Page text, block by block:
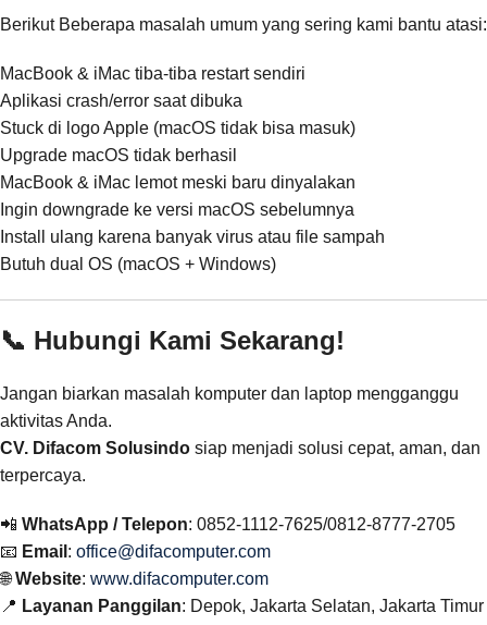
Berikut Beberapa masalah umum yang sering kami bantu atasi:
MacBook & iMac tiba-tiba restart sendiri
Aplikasi crash/error saat dibuka
Stuck di logo Apple (macOS tidak bisa masuk)
Upgrade macOS tidak berhasil
MacBook & iMac lemot meski baru dinyalakan
Ingin downgrade ke versi macOS sebelumnya
Install ulang karena banyak virus atau file sampah
Butuh dual OS (macOS + Windows)
📞 Hubungi Kami Sekarang!
Jangan biarkan masalah komputer dan laptop mengganggu
aktivitas Anda.
CV. Difacom Solusindo siap menjadi solusi cepat, aman, dan
terpercaya.
📲 WhatsApp / Telepon: 0852-1112-7625/0812-8777-2705
📧 Email : office@difacomputer.com
🌐Website: www.difacomputer.com
📍 Layanan Panggilan: Depok, Jakarta Selatan, Jakarta Timur